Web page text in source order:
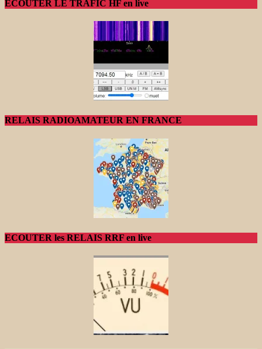
ECOUTER LE TRAFIC HF en live
RELAIS RADIOAMATEUR EN FRANCE
ECOUTER les RELAIS RRF en live